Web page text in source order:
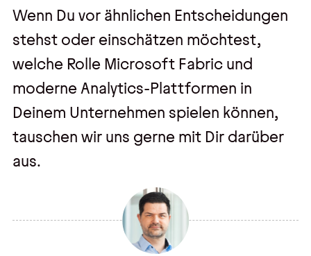
Wenn Du vor ähnlichen Entscheidungen
stehst oder einschätzen möchtest,
welche Rolle Microsoft Fabric und
moderne Analytics-Plattformen in
Deinem Unternehmen spielen können,
tauschen wir uns gerne mit Dir darüber
aus.